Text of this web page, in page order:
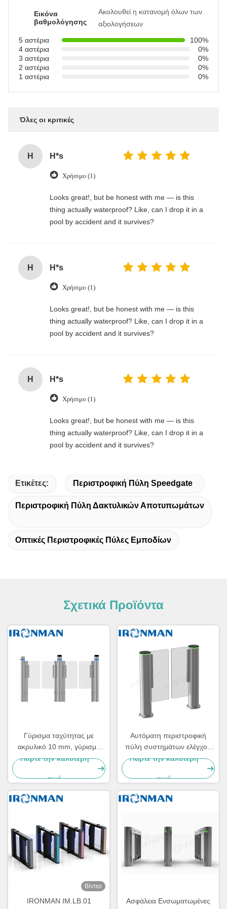
Εικόνα
βαθμολόγησης
Ακολουθεί η κατανομή όλων των
αξιολογήσεων
5 αστέρια
100%
4 αστέρια
0%
3 αστέρια
0%
2 αστέρια
0%
1 αστέρια
0%
Όλες οι κριτικές
H H*s
Χρήσιμο (1)
Looks great!, but be honest with me — is this
thing actually waterproof? Like, can I drop it in a
pool by accident and it survives?
H H*s
Χρήσιμο (1)
Looks great!, but be honest with me — is this
thing actually waterproof? Like, can I drop it in a
pool by accident and it survives?
H H*s
Χρήσιμο (1)
Looks great!, but be honest with me — is this
thing actually waterproof? Like, can I drop it in a
pool by accident and it survives?
Ετικέτες: Περιστροφική Πύλη Speedgate
Περιστροφική Πύλη Δακτυλικών Αποτυπωμάτων
Οπτικές Περιστροφικές Πύλες Εμποδίων
Σχετικά Προϊόντα
Γύρισμα ταχύτητας με
ακρυλικό 10 mm, γύρισμα
κλίσης για νοσοκομεία /
Πάρτε την καλύτερη
τιμή
Αυτόματη περιστροφική
πύλη συστημάτων ελέγχου
προσπέλασης
γυμναστικής με το διπλό
προσδιορισμό
Πάρτε την καλύτερη
τιμή
Βίντεο
IRONMAN IM.LB.01
Ασφάλεια Ενσωματωμένες